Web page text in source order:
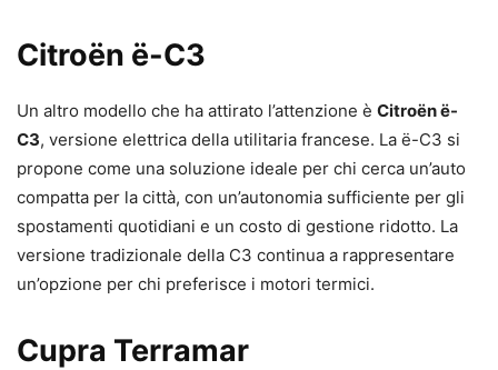
Citroën ë-C3
Un altro modello che ha attirato l’attenzione è Citroën ë-
C3, versione elettrica della utilitaria francese. La ë-C3 si
propone come una soluzione ideale per chi cerca un’auto
compatta per la città, con un’autonomia sufficiente per gli
spostamenti quotidiani e un costo di gestione ridotto. La
versione tradizionale della C3 continua a rappresentare
un’opzione per chi preferisce i motori termici.
Cupra Terramar